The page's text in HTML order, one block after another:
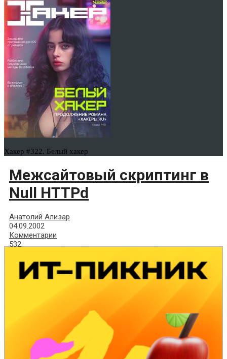
Хакер #322. Белый хакер
Межсайтовый скриптинг в
Null HTTPd
Анатолий Ализар
04.09.2002
Комментарии
532